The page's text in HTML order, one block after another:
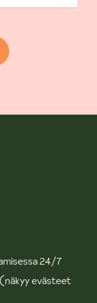
24/7
evästeet